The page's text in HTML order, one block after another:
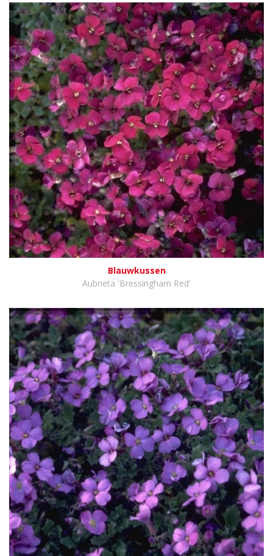
Blauwkussen
Aubrieta 'Bressingham Red'